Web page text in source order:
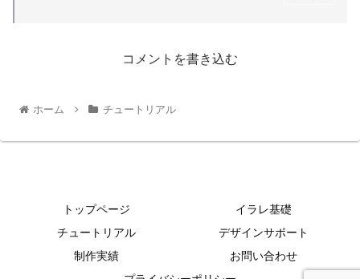
コメントを書き込む
ホーム チュートリアル
トップページ
イラレ基礎
チュートリアル
デザインサポート
制作実績
お問い合わせ